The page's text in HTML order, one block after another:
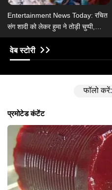
Entertainment News Today: रचित
संग शादी को लेकर हुमा ने तोड़ी चुप्पी,
कंगना ने राहुल गांधी पर दिया बयान
वेब स्टोरी
फॉलो करें: